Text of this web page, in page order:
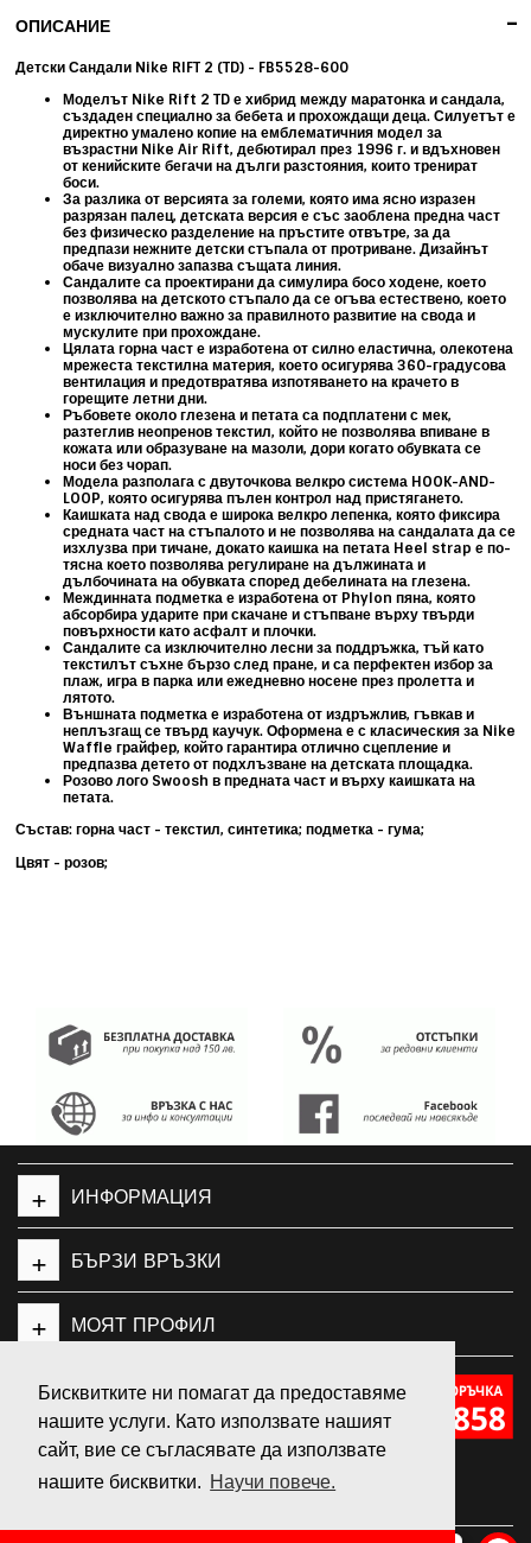
Бисквитките ни помагат да предоставяме
нашите услуги. Като използвате нашият
сайт, вие се съгласявате да използвате
нашите бисквитки. Научи повече.
-
ОПИСАНИЕ
Детски Сандали Nike RIFT 2 (TD) - FB5528-600
Моделът Nike Rift 2 TDе хибрид между маратонка и сандала,
създаден специално за бебета и прохождащи деца. Силуетът е
директно умалено копие на емблематичния модел за
възрастни Nike Air Rift, дебютирал през 1996 г. и вдъхновен
от кенийските бегачи на дълги разстояния, които тренират
боси.
За разлика от версията за големи, която има ясно изразен
разрязан палец, детската версия е съсзаоблена предна част
без физическо разделение на пръстите отвътре, за да
предпази нежните детски стъпала от протриване. Дизайнът
обаче визуално запазва същата линия.
Сандалите са проектирани да симулирабосо ходене, което
позволява на детското стъпало да се огъва естествено, което
е изключително важно за правилното развитие на свода и
мускулите при прохождане.
Цялата горна част е изработена от силно еластична, олекотена
мрежеста текстилна материя, коетоосигурява 360-градусова
вентилация и предотвратява изпотяването на крачето в
горещите летни дни.
Ръбовете около глезена и петата са подплатени с мек,
разтеглив неопренов текстил, който не позволява впиване в
кожата или образуване на мазоли, дори когато обувката се
носи без чорап.
Модела разполага сдвуточкова велкро система HOOK-AND-
LOOP, която осигурява пълен контрол над пристягането.
Каишката над свода е широка велкро лепенка, която фиксира
средната част на стъпалото и не позволява на сандалата да се
изхлузва при тичане, докато каишка на петата Heel strap епо-
тясна което позволява регулиране на дължината и
дълбочината на обувката според дебелината на глезена.
Междинната подметка е изработена от Phylon пяна, която
абсорбира ударите при скачане и стъпване върху твърди
повърхности като асфалт и плочки.
Сандалите са изключително лесни за поддръжка, тъй като
текстилът съхне бързо след пране, и са перфектен избор за
плаж, игра в парка или ежедневно носене през пролетта и
лятото.
Външната подметка е изработена от издръжлив, гъвкав и
неплъзгащ сетвърд каучук. Оформена е с класическия за Nike
Waffle грайфер, който гарантира отлично сцепление и
предпазва детето от подхлъзване на детската площадка.
Розово лого Swoosh в предната част и върху каишката на
петата.
Състав: горна част - текстил, синтетика; подметка - гума;
Цвят - розов;
ИНФОРМАЦИЯ
+
БЪРЗИ ВРЪЗКИ
+
МОЯТ ПРОФИЛ
+
GeleSport